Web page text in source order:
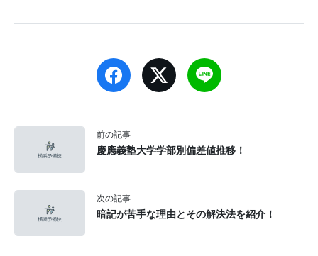
前の記事
慶應義塾大学学部別偏差値推移！
次の記事
暗記が苦手な理由とその解決法を紹介！